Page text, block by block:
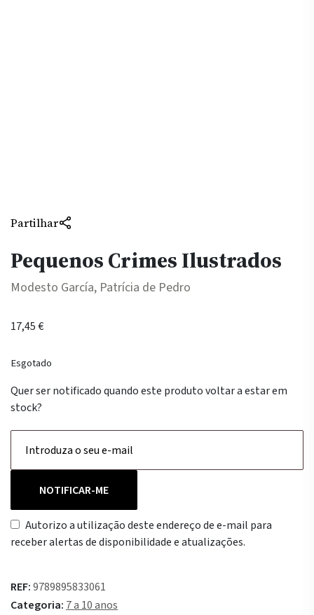
Partilhar
Pequenos Crimes Ilustrados
Modesto García, Patrícia de Pedro
17,45€
Esgotado
Quer ser notificado quando este produto voltar a estar em
stock?
NOTIFICAR-ME
Autorizo a utilização deste endereço de e-mail para
receber alertas de disponibilidade e atualizações.
REF:9789895833061
Categoria: 7 a 10 anos